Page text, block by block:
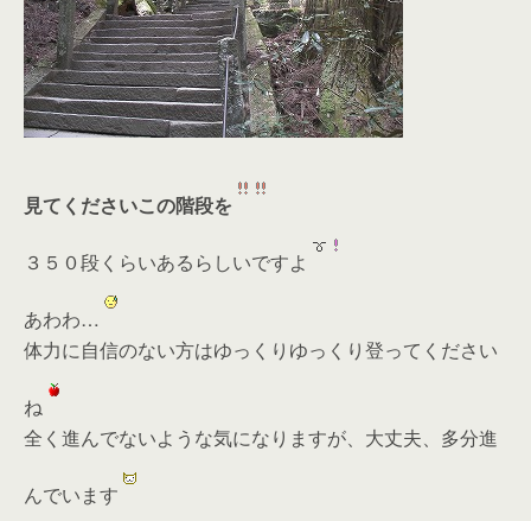
見てくださいこの階段を
３５０段くらいあるらしいですよ
あわわ…
体力に自信のない方はゆっくりゆっくり登ってください
ね
全く進んでないような気になりますが、大丈夫、多分進
んでいます